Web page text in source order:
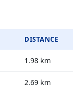
DISTANCE
1.98 km
2.69 km